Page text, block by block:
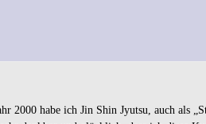
habe ich Jin Shin Jyutsu, auch als